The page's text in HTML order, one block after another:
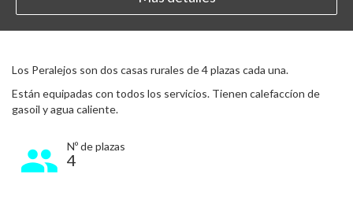
Los Peralejos son dos casas rurales de 4 plazas cada una.
Están equipadas con todos los servicios. Tienen calefaccíon de
gasoil y agua caliente.
Nº de plazas
4